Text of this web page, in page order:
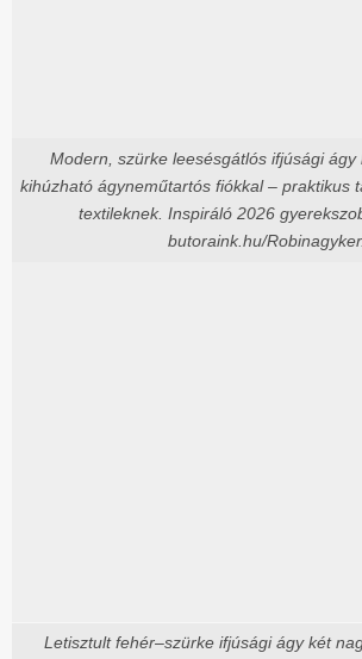
Modern, szürke leesésgátlós ifjúsági ágy
kihúzható ágyneműtartós fiókkal – praktikus
textileknek. Inspiráló 2026
butoraink.hu/Robinagyker.
Letisztult fehér–szürke ifjúsági ágy két